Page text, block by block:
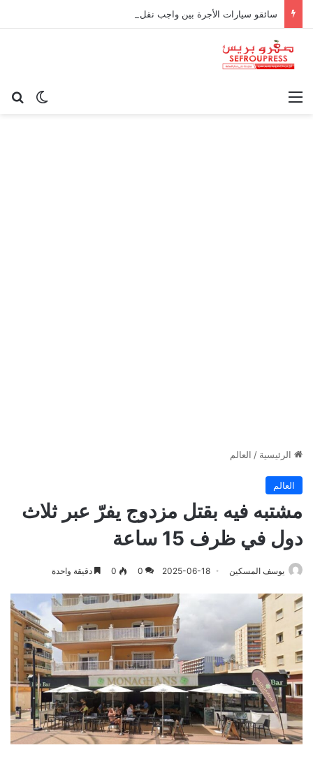
الوضع القائمة
الرئيسية / العالم
العالم
مشتبه فيه بقتل مزدوج يفرّ عبر ثلاث
دول في ظرف 15 ساعة
يوسف المسكين 2025-06-18
0
0 دقيقة واحدة